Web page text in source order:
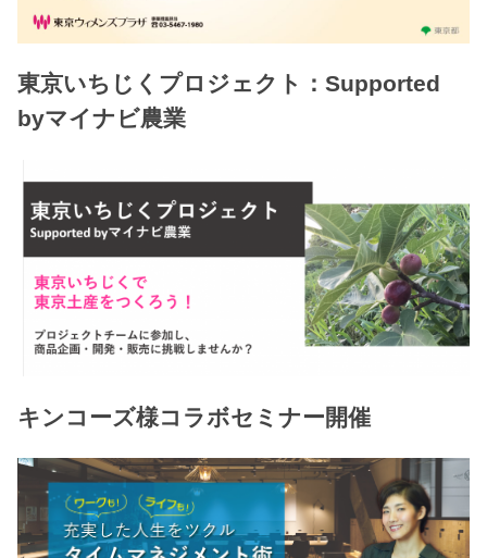
東京いちじくプロジェクト：Supported
byマイナビ農業
キンコーズ様コラボセミナー開催